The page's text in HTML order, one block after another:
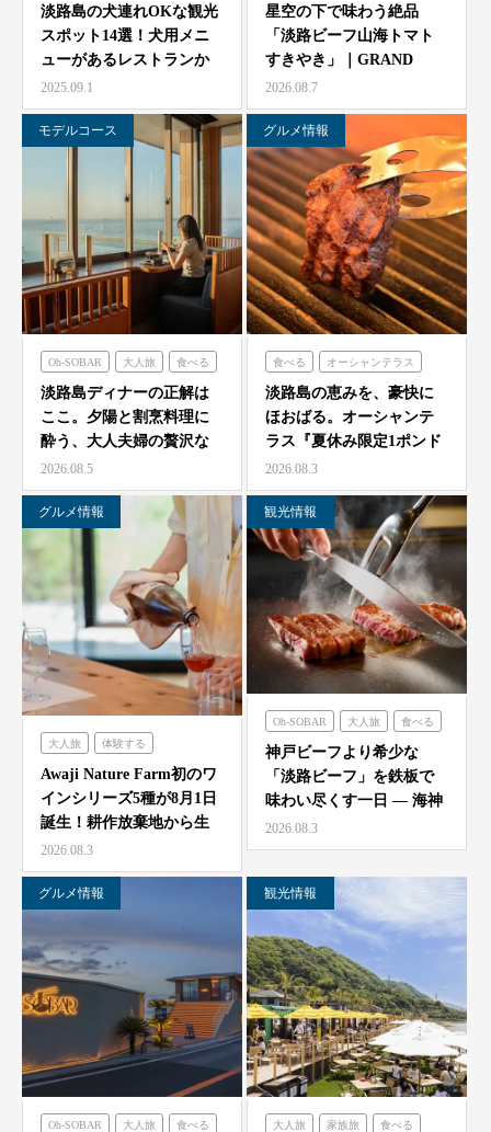
ミエレザガーデン
のじまスコーラ
シェフガーデン
淡路島の犬連れOKな観光
スポット14選！犬用メニ
ューがあるレストランか
らペット可ホテルまで…
2025.09.1
グランシャリオ
星空の下で味わう絶品
「淡路ビーフ山海トマト
すきやき」｜GRAND
CHARIOT 北斗七星…
2026.08.7
モデルコース
Oh-SOBAR 大人旅 食べる
青海波
淡路島ディナーの正解は
ここ。夕陽と割烹料理に
酔う、大人夫婦の贅沢な
一夜をモダン蕎麦割烹
O…
2026.08.5
グルメ情報
食べる オーシャンテラス
淡路島の恵みを、豪快に
ほおばる。オーシャンテ
ラス『夏休み限定1ポンド
ビーフフェア』7月25…
2026.08.3
グルメ情報
大人旅 体験する
農家レストラン「陽・燦燦」
Awaji Nature Farm初のワ
インシリーズ5種が8月1日
誕生！耕作放棄地から生
ま…
2026.08.3
観光情報
Oh-SOBAR 大人旅 食べる
のじまスコーラ 海神人の食卓
神戸ビーフより希少な
「淡路ビーフ」を鉄板で
味わい尽くす一日 — 海神
人（アマン）の食卓
「桟…
2026.08.3
グルメ情報
Oh-SOBAR 大人旅 食べる
観光情報
大人旅 家族旅 食べる